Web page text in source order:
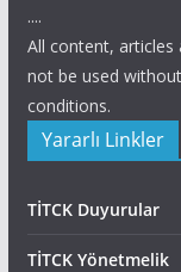
....
All content, articles
not be used
conditions.
Yararlı Linkler
TİTCK Duyurular
TİTCK Yönetmelik